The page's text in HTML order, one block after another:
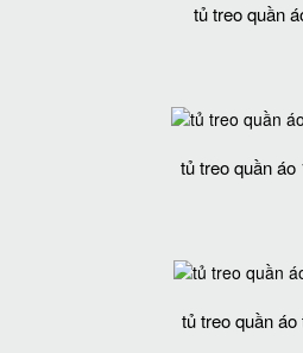
tủ treo quần
tủ treo quần áo
tủ treo quần áo